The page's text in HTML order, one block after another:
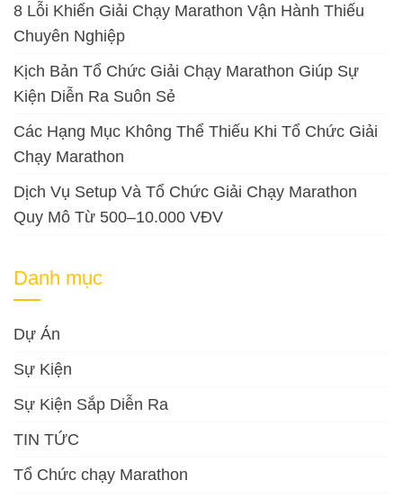
8 Lỗi Khiến Giải Chạy Marathon Vận Hành Thiếu
Chuyên Nghiệp
Kịch Bản Tổ Chức Giải Chạy Marathon Giúp Sự
Kiện Diễn Ra Suôn Sẻ
Các Hạng Mục Không Thể Thiếu Khi Tổ Chức Giải
Chạy Marathon
Dịch Vụ Setup Và Tổ Chức Giải Chạy Marathon
Quy Mô Từ 500–10.000 VĐV
Danh mục
Dự Án
Sự Kiện
Sự Kiện Sắp Diễn Ra
TIN TỨC
Tổ Chức chạy Marathon